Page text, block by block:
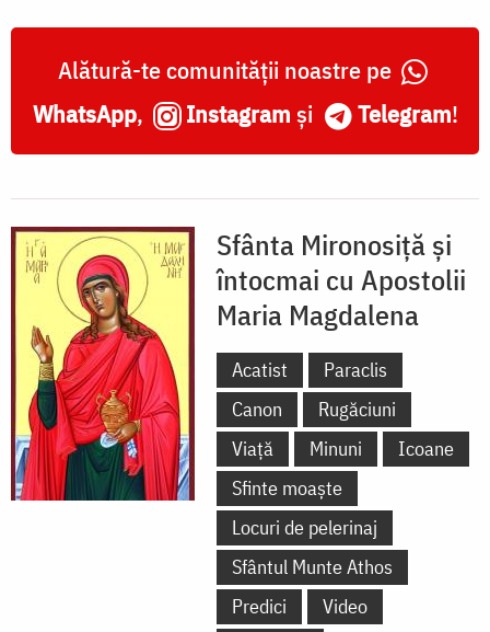
Alătură-te comunității noastre pe
WhatsApp, Instagram și Telegram!
Sfânta Mironosiță și
întocmai cu Apostolii
Maria Magdalena
Acatist
Paraclis
Canon
Rugăciuni
Viață
Minuni
Icoane
Sfinte moaște
Locuri de pelerinaj
Sfântul Munte Athos
Predici
Video